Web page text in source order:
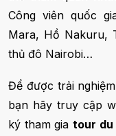
Công viên quốc
Mara, Hồ Nakuru,
thủ đô Nairobi…
Để được trải
bạn hãy truy cập
ký tham gia tour du